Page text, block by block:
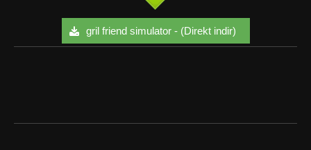
gril friend simulator - (Direkt indir)